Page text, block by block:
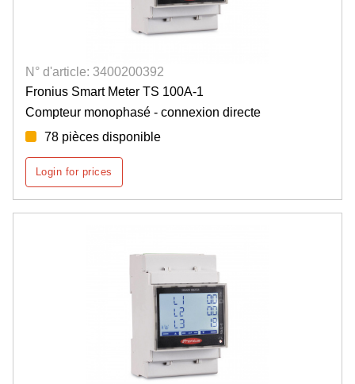
N° d'article: 3400200392
Fronius Smart Meter TS 100A-1
Compteur monophasé - connexion directe
78 pièces disponible
Login for prices